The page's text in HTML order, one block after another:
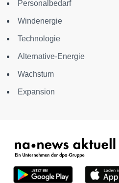
Personalbedarf
Windenergie
Technologie
Alternative-Energie
Wachstum
Expansion